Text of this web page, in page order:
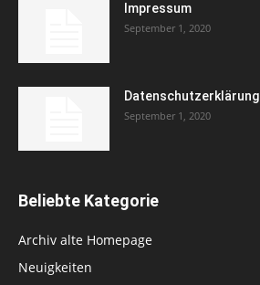
Impressum
September 1, 2020
Datenschutzerklärung
September 1, 2020
Beliebte Kategorie
Archiv alte Homepage
Neuigkeiten